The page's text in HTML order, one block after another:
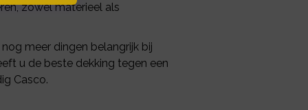
zowel materieel als
meer dingen belangrijk bij
u de beste dekking tegen een
Casco.